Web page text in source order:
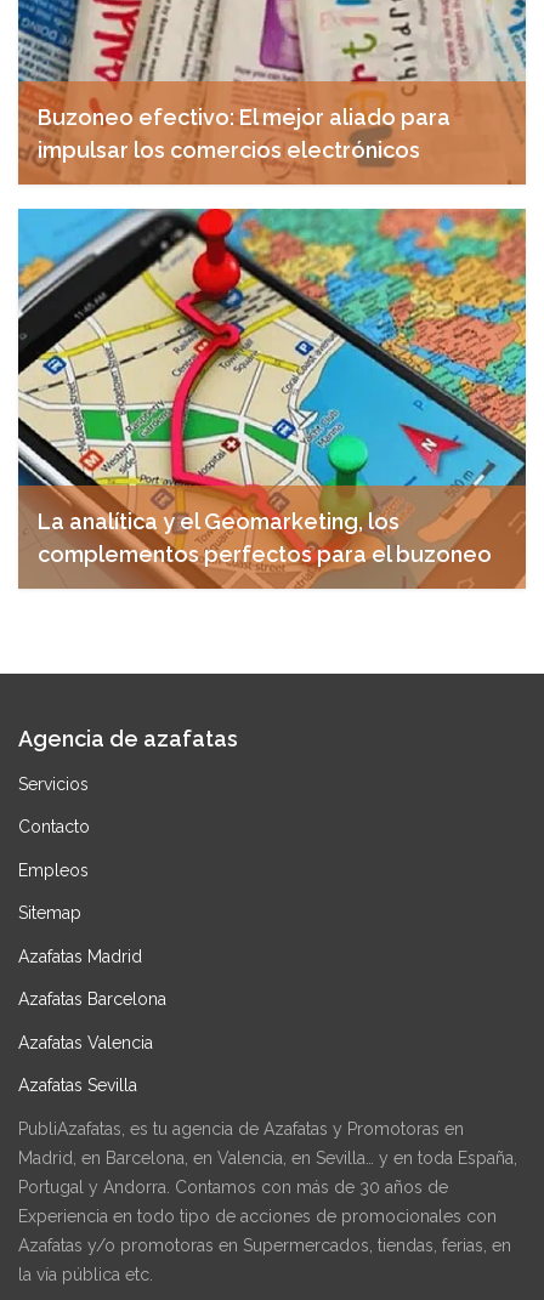
Buzoneo efectivo: El mejor aliado para
impulsar los comercios electrónicos
agosto 15, 2018
La analítica y el Geomarketing, los
complementos perfectos para el buzoneo
Agencia de azafatas
Servicios
Contacto
Empleos
Sitemap
Azafatas Madrid
Azafatas Barcelona
Azafatas Valencia
Azafatas Sevilla
PubliAzafatas, es tu agencia de Azafatas y Promotoras en
Madrid, en Barcelona, en Valencia, en Sevilla… y en toda España,
Portugal y Andorra. Contamos con más de 30 años de
Experiencia en todo tipo de acciones de promocionales con
Azafatas y/o promotoras en Supermercados, tiendas, ferias, en
la vía pública etc.